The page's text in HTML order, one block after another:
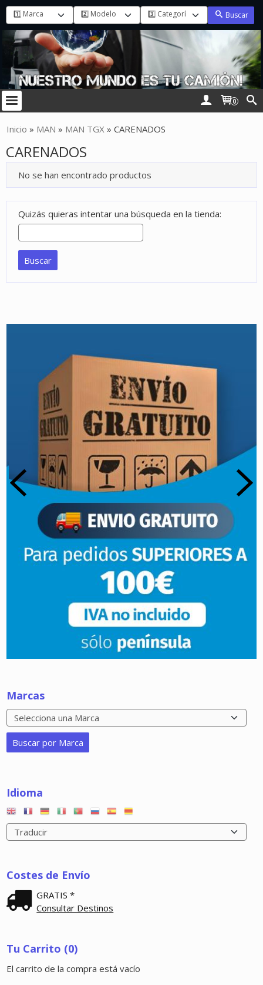
Buscar
0
Marcas
Idioma
Costes de Envío
GRATIS *
Consultar Destinos
Tu Carrito (0)
El carrito de la compra está vacío
Inicio » MAN » MAN TGX » CARENADOS
CARENADOS
No se han encontrado productos
Quizás quieras intentar una búsqueda en la tienda: